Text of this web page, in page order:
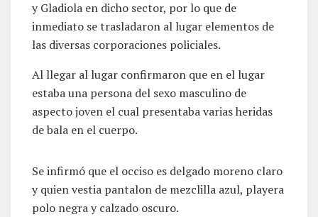
y Gladiola en dicho sector, por lo que de
inmediato se trasladaron al lugar elementos de
las diversas corporaciones policiales.
Al llegar al lugar confirmaron que en el lugar
estaba una persona del sexo masculino de
aspecto joven el cual presentaba varias heridas
de bala en el cuerpo.
Se infirmó que el occiso es delgado moreno claro
y quien vestia pantalon de mezclilla azul, playera
polo negra y calzado oscuro.